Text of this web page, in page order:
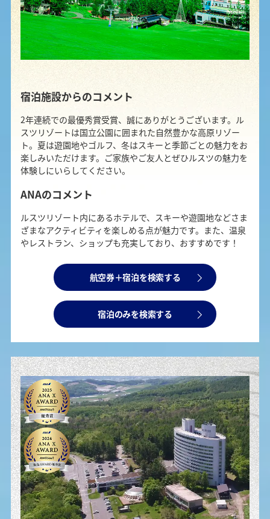
宿泊施設からのコメント
2年連続での最優秀賞受賞、誠にありがとうございます。ル
スツリゾートは国立公園に囲まれた自然豊かな高原リゾー
ト。夏は遊園地やゴルフ、冬はスキーと季節ごとの魅力をお
楽しみいただけます。ご家族やご友人とぜひルスツの魅力を
体験しにいらしてください。
ANAのコメント
ルスツリゾート内にあるホテルで、スキーや遊園地などさま
ざまなアクティビティを楽しめる点が魅力です。また、温泉
やレストラン、ショップも充実しており、おすすめです！
航空券＋宿泊を検索する
宿泊のみを検索する